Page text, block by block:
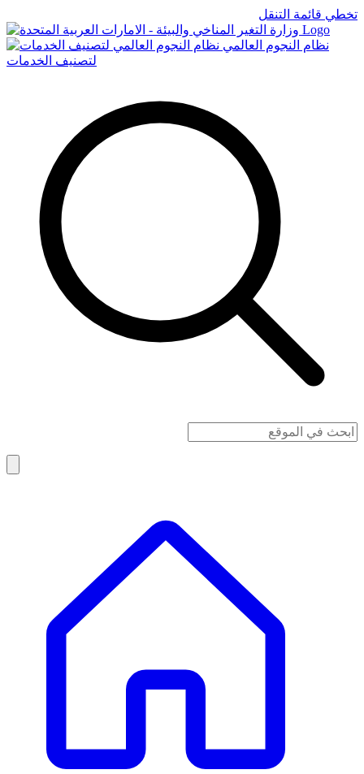
تخطي قائمة التنقل
Logo
نظام النجوم العالمي
لتصنيف الخدمات